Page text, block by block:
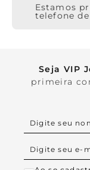
Estamos
telefone de
Seja VIP
primeira